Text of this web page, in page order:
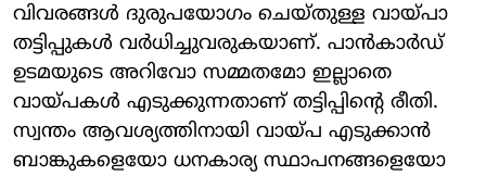
വിവരങ്ങള്‍ ദുരുപയോഗം ചെയ്തുള്ള വായ്പാ
തട്ടിപ്പുകള്‍ വര്‍ധിച്ചുവരുകയാണ്. പാന്‍കാര്‍ഡ്
ഉടമയുടെ അറിവോ സമ്മതമോ ഇല്ലാതെ
വായ്പകള്‍ എടുക്കുന്നതാണ് തട്ടിപ്പിന്റെ രീതി.
സ്വന്തം ആവശ്യത്തിനായി വായ്പ എടുക്കാന്‍
ബാങ്കുകളെയോ ധനകാര്യ സ്ഥാപനങ്ങളെയോ